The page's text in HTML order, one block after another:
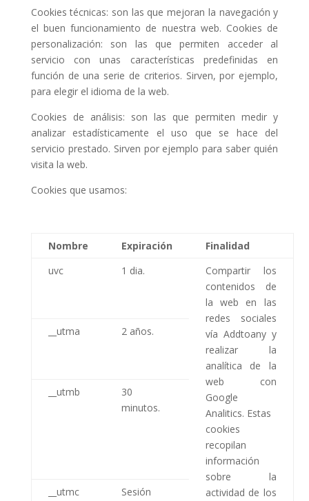
Cookies técnicas: son las que mejoran la navegación y
el buen funcionamiento de nuestra web. Cookies de
personalización: son las que permiten acceder al
servicio con unas características predefinidas en
función de una serie de criterios. Sirven, por ejemplo,
para elegir el idioma de la web.
Cookies de análisis: son las que permiten medir y
analizar estadísticamente el uso que se hace del
servicio prestado. Sirven por ejemplo para saber quién
visita la web.
Cookies que usamos:
Nombre Expiración
Finalidad
uvc
1 dia.
Compartir los
contenidos de
la web en las
redes sociales
vía Addtoany y
realizar la
analítica de la
web con
Google
Analitics. Estas
cookies
recopilan
información
sobre la
actividad de los
__utma 2 años.
__utmb
30
minutos.
__utmc Sesión